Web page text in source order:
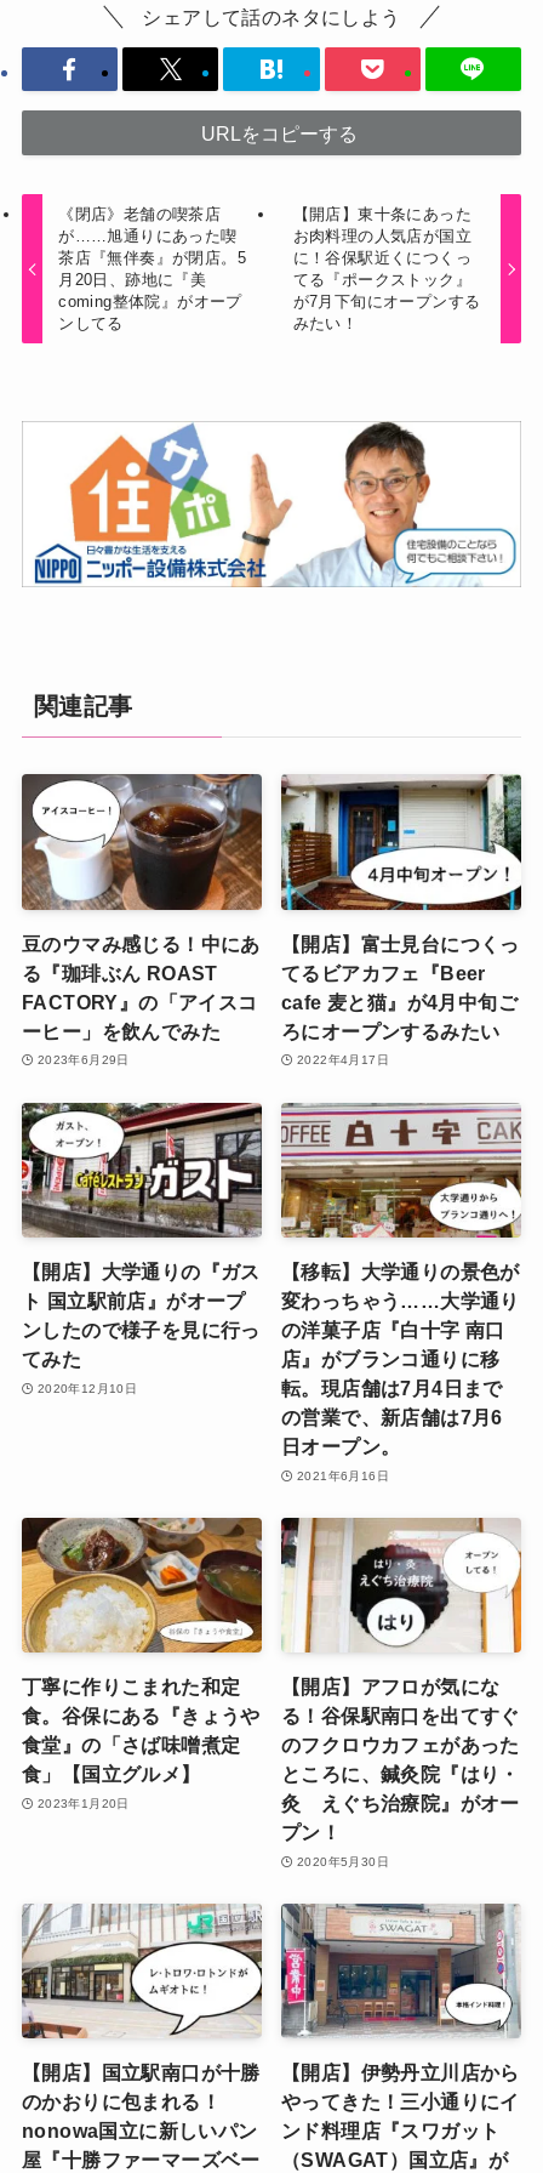
シェアして話のネタにしよう
URLをコピーする
《閉店》老舗の喫茶店
が……旭通りにあった喫
茶店『無伴奏』が閉店。5
月20日、跡地に『美
coming整体院』がオープ
ンしてる
【開店】東十条にあった
お肉料理の人気店が国立
に！谷保駅近くにつくっ
てる『ポークストック』
が7月下旬にオープンする
みたい！
関連記事
豆のウマみ感じる！中にあ
る『珈琲ぶん ROAST
FACTORY』の「アイスコ
ーヒー」を飲んでみた
2023年6月29日
【開店】富士見台につくっ
てるビアカフェ『Beer
cafe 麦と猫』が4月中旬ご
ろにオープンするみたい
2022年4月17日
【開店】大学通りの『ガス
ト 国立駅前店』がオープ
ンしたので様子を見に行っ
てみた
2020年12月10日
【移転】大学通りの景色が
変わっちゃう……大学通り
の洋菓子店『白十字 南口
店』がブランコ通りに移
転。現店舗は7月4日まで
の営業で、新店舗は7月6
日オープン。
2021年6月16日
丁寧に作りこまれた和定
食。谷保にある『きょうや
食堂』の「さば味噌煮定
食」【国立グルメ】
2023年1月20日
【開店】アフロが気にな
る！谷保駅南口を出てすぐ
のフクロウカフェがあった
ところに、鍼灸院『はり・
灸 えぐち治療院』がオー
プン！
2020年5月30日
【開店】国立駅南口が十勝
のかおりに包まれる！
nonowa国立に新しいパン
屋『十勝ファーマーズベー
【開店】伊勢丹立川店から
やってきた！三小通りにイ
ンド料理店『スワガット
（SWAGAT）国立店』が